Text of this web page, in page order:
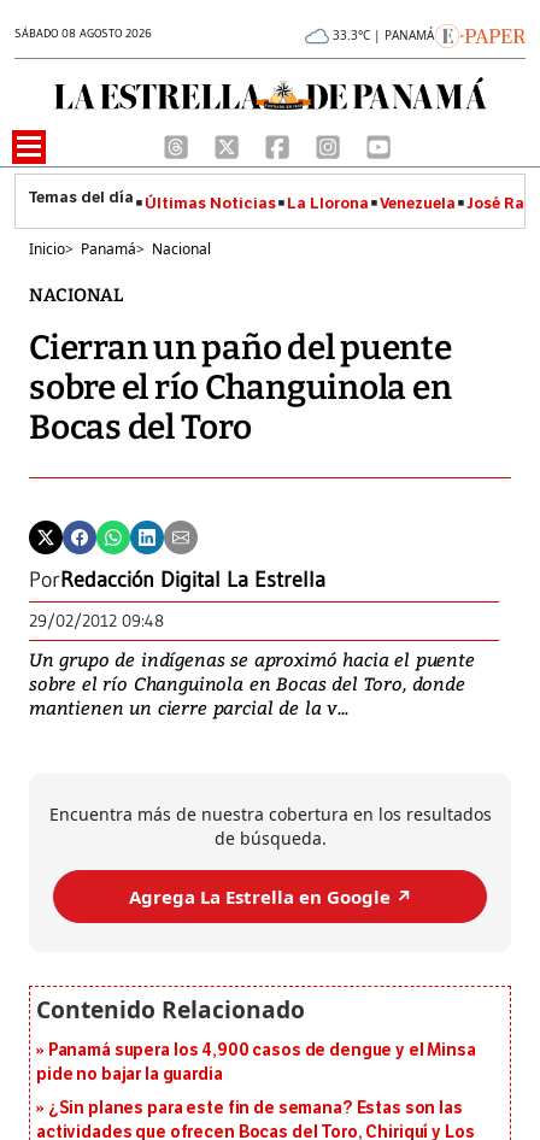
SÁBADO 08 AGOSTO 2026 33.3°C | PANAMÁ
Últimas Noticias La Llorona Venezuela José
Inicio> Panamá> Nacional
NACIONAL
Cierran un paño del puente
sobre el río Changuinola en
Bocas del Toro
PorRedacción Digital La Estrella
29/02/2012 09:48
Un grupo de indígenas se aproximó hacia el puente
sobre el río Changuinola en Bocas del Toro, donde
mantienen un cierre parcial de la v...
Encuentra más de nuestra cobertura en los resultados
de búsqueda.
Agrega La Estrella en Google ↗️
Panamá supera los 4,900 casos de dengue y el Minsa
pide no bajar la guardia
¿Sin planes para este fin de semana? Estas son las
actividades que ofrecen Bocas del Toro, Chiriquí y Los